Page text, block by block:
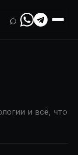
⌕
и всё, что